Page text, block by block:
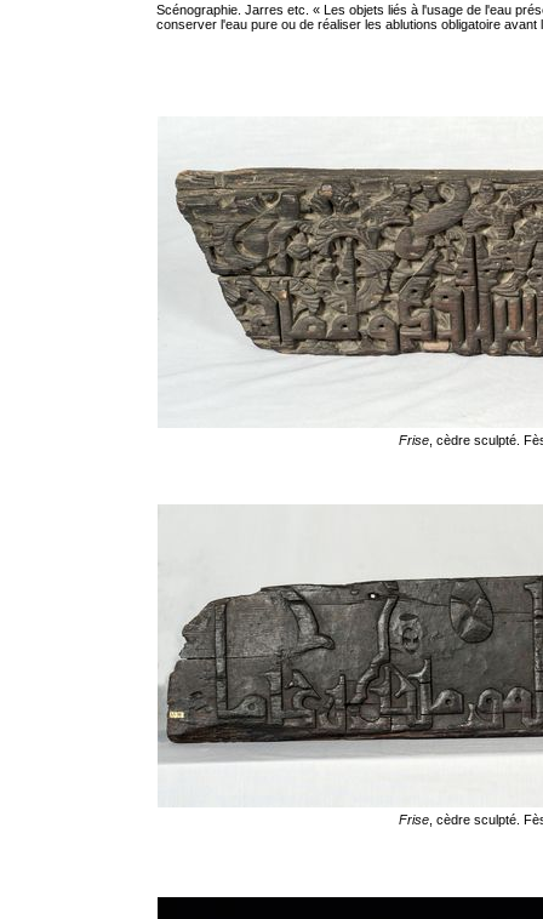
Scénographie. Jarres etc. « Les objets liés à l'usage de l'eau
conserver l'eau pure ou de réaliser les ablutions obligatoire
Frise, cèdre sculpté.
Frise, cèdre sculpté.